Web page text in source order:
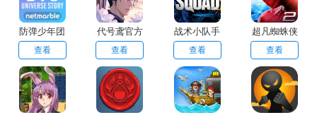
防弹少年团
宇宙故事
查看
代号鸢官方
正版简中服
查看
战术小队手
机版官方正
版
查看
超凡蜘蛛侠
2手游中文
版
查看